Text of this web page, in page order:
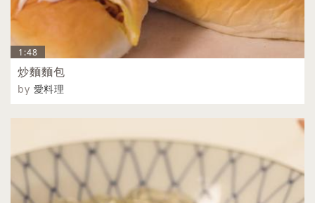
1:48
炒麵麵包
by 愛料理